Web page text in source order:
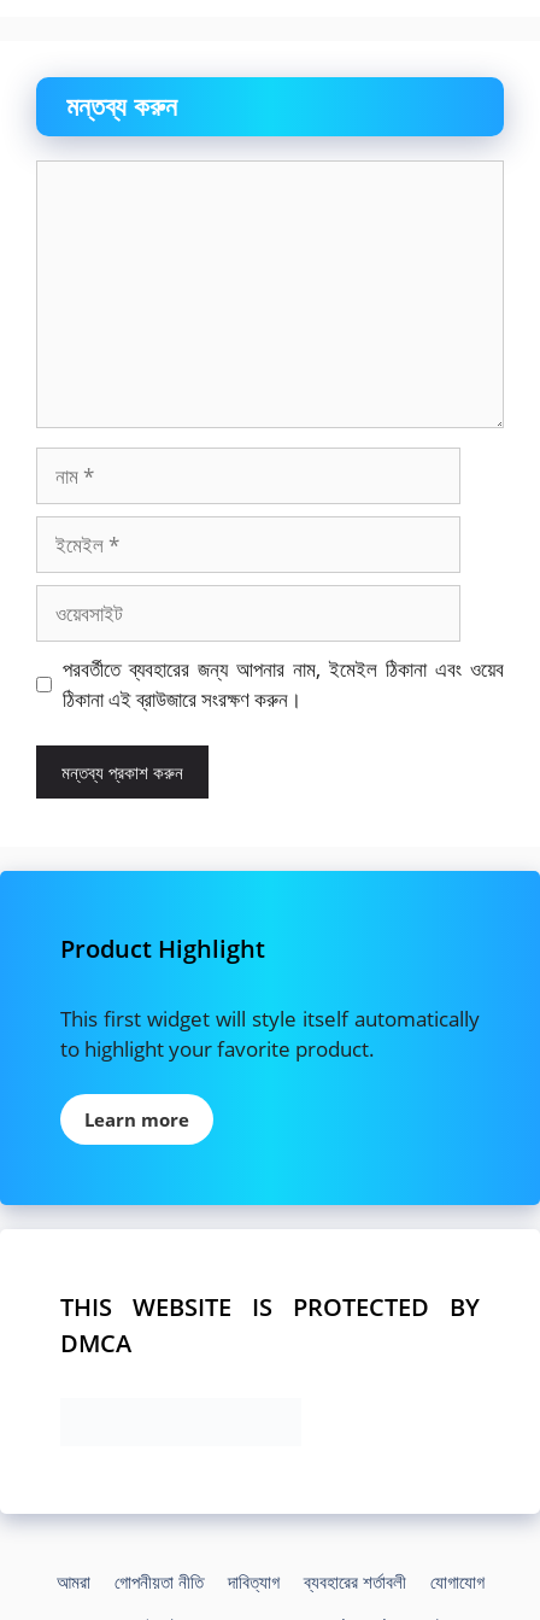
মন্তব্য করুন
ইমেইল
পরবর্তীতে ব্যবহারের জন্য আপনার নাম, ইমেইল ঠিকানা এবং ওয়েব
ঠিকানা এই ব্রাউজারে সংরক্ষণ করুন।
Product Highlight
This first widget will style itself automatically
to highlight your favorite product.
Learn more
THIS WEBSITE IS PROTECTED BY
DMCA
আমরা গোপনীয়তা নীতি দাবিত্যাগ ব্যবহারের শর্তাবলী
যোগাযোগ